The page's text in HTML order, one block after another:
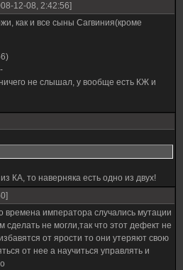
12-08, 2:42:56]
как и все сыны Сагвиния(кроме
не слышал, у вообще есть КЖ и
КА, то наверняка есть одно из двух!
императора случались мутации
сделать не могли,так что этот дефект не
от ярости то они утеряют свою
от нее а научиться управлять и